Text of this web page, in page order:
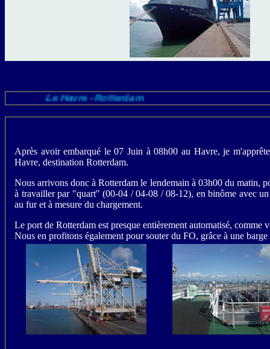
Le Havre - Rotterdam
Après avoir embarqué le 07 Juin à 08h00 au Havre, je
Havre, destination Rotterdam.
Nous arrivons donc à Rotterdam le lendemain à 03h00 du matin,
à travailler par "quart" (00-04 / 04-08 / 08-12), en binôme avec
au fur et à mesure du chargement.
Le port de Rotterdam est presque entièrement automatisé, comme
Nous en profitons également pour souter du FO, grâce à une